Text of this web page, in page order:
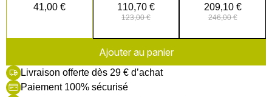
41,00 € 110,70 €
123,00 €
209,10 €
246,00 €
Ajouter au panier
Livraison offerte dès 29 € d’achat
Paiement 100% sécurisé